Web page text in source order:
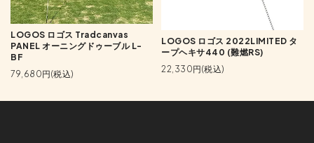
LOGOS ロゴス Tradcanvas
PANEL オーニングドゥーブル L-
BF
79,680円(税込)
LOGOS ロゴス 2022LIMITED タ
ープヘキサ440 (難燃RS)
22,330円(税込)